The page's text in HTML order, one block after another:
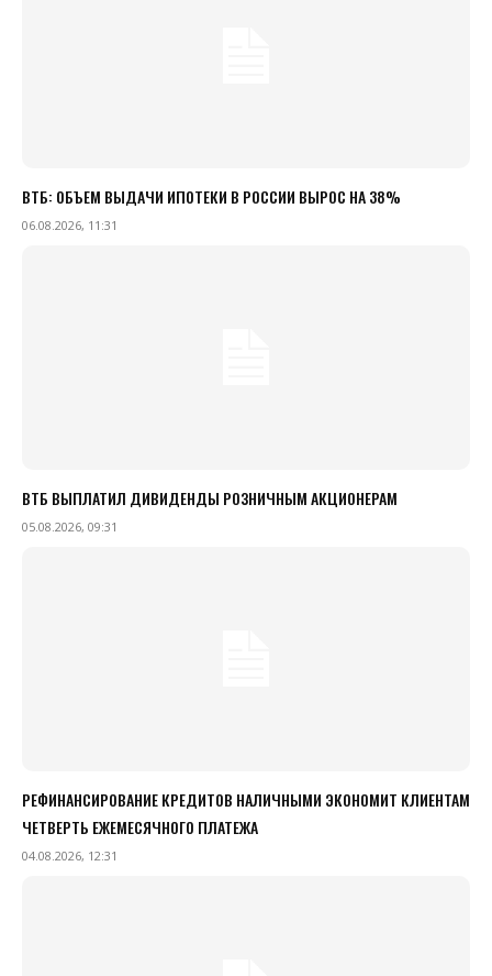
ВТБ: ОБЪЕМ ВЫДАЧИ ИПОТЕКИ В РОССИИ ВЫРОС НА 38%
06.08.2026, 11:31
ВТБ ВЫПЛАТИЛ ДИВИДЕНДЫ РОЗНИЧНЫМ АКЦИОНЕРАМ
05.08.2026, 09:31
РЕФИНАНСИРОВАНИЕ КРЕДИТОВ НАЛИЧНЫМИ ЭКОНОМИТ КЛИЕНТАМ
ЧЕТВЕРТЬ ЕЖЕМЕСЯЧНОГО ПЛАТЕЖА
04.08.2026, 12:31